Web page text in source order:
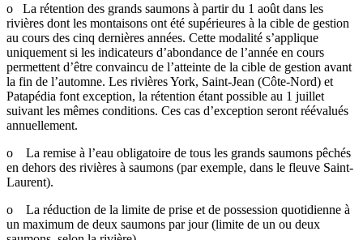
o La rétention des grands saumons à partir du 1 août dans les
rivières dont les montaisons ont été supérieures à la cible de gestion
au cours des cinq dernières années. Cette modalité s’applique
uniquement si les indicateurs d’abondance de l’année en cours
permettent d’être convaincu de l’atteinte de la cible de gestion avant
la fin de l’automne. Les rivières York, Saint-Jean (Côte-Nord) et
Patapédia font exception, la rétention étant possible au 1 juillet
suivant les mêmes conditions. Ces cas d’exception seront réévalués
annuellement.
o La remise à l’eau obligatoire de tous les grands saumons pêchés
en dehors des rivières à saumons (par exemple, dans le fleuve Saint-
Laurent).
o La réduction de la limite de prise et de possession quotidienne à
un maximum de deux saumons par jour (limite de un ou deux